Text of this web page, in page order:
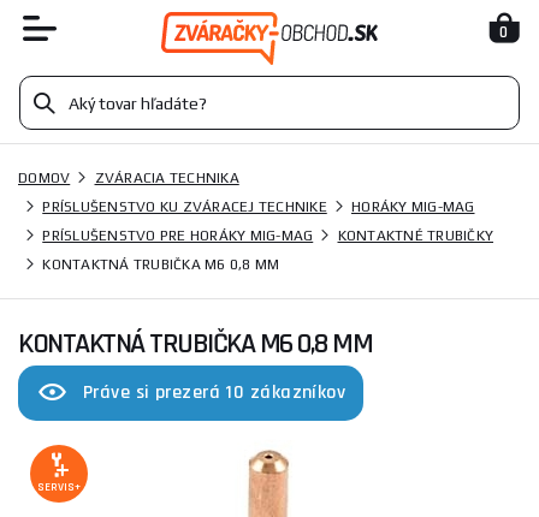
0
DOMOV
ZVÁRACIA TECHNIKA
PRÍSLUŠENSTVO KU ZVÁRACEJ TECHNIKE
HORÁKY MIG-MAG
PRÍSLUŠENSTVO PRE HORÁKY MIG-MAG
KONTAKTNÉ TRUBIČKY
KONTAKTNÁ TRUBIČKA M6 0,8 MM
KONTAKTNÁ TRUBIČKA M6 0,8 MM
Práve si prezerá 10 zákazníkov
SERVIS+